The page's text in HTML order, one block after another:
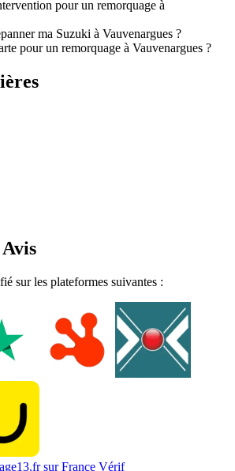
pour un remorquage à
ma Suzuki à Vauvenargues ?
pour un remorquage à Vauvenargues ?
sur les plateformes suivantes :